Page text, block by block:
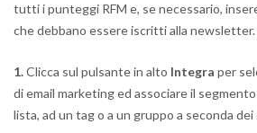
tutti i punteggi RFM e, se necessario,
che debbano essere iscritti alla newsletter.
1.Clicca sul pulsante in alto Integra per
di email marketing ed associare il segmento
lista, ad un tag o a un gruppo a seconda dei